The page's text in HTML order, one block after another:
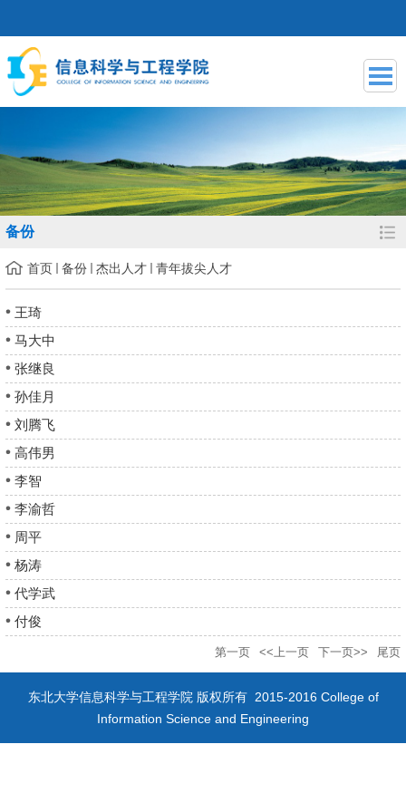
备份
首页 备份 杰出人才 青年拔尖人才
王琦
马大中
张继良
孙佳月
刘腾飞
高伟男
李智
李渝哲
周平
杨涛
代学武
付​俊
第一页 <<上一页 下一页>> 尾页
东北大学信息科学与工程学院 版权所有 2015-2016 College of
Information Science and Engineering